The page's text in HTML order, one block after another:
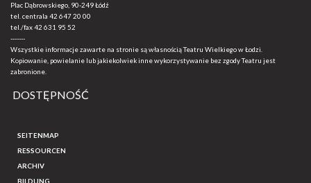
Plac Dąbrowskiego, 90-249 Łódź
tel. centrala 42 647 20 00
tel./fax42 631 95 52
-------
Wszystkie informacje zawarte na stronie są własnością Teatru Wielkiego w Łodzi.
Kopiowanie, powielanie lub jakiekolwiek inne wykorzystywanie bez zgody Teatru jest
zabronione.
DOSTĘPNOŚĆ
SEITENMAP
RESSOURCEN
ARCHIV
BILDUNG